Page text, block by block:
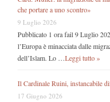
che portare a uno scontro»
9 Luglio 2026
Pubblicato 1 ora fail 9 Luglio
l’Europa è minacciata dalle
dell’Islam. Lo … Leggi tutto »
Il Cardinale Ruini, instancabile
17 Giugno 2026